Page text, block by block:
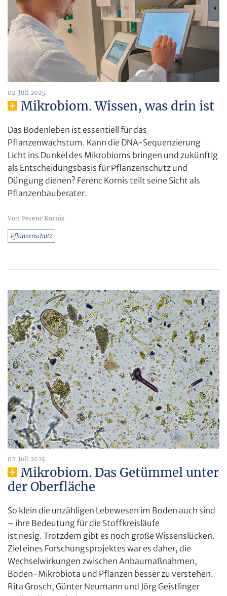
02. Juli 2025
Mikrobiom. Wissen, was drin ist
Das Bodenleben ist essentiell für das
Pflanzenwachstum. Kann die DNA-Sequenzierung
Licht ins Dunkel des Mikrobioms bringen und zukünftig
als Entscheidungsbasis für Pflanzenschutz und
Düngung dienen? Ferenc Kornis teilt seine Sicht als
Pflanzenbauberater.
Ferenc Kornis
Pflanzenschutz
02. Juli 2025
Mikrobiom. Das Getümmel unter
der Oberfläche
So klein die unzähligen Lebewesen im Boden auch sind
– ihre Bedeutung für die Stoffkreisläufe
ist riesig. Trotzdem gibt es noch große Wissenslücken.
Ziel eines Forschungsprojektes war es daher, die
Wechselwirkungen zwischen Anbaumaßnahmen,
Boden-Mikrobiota und Pflanzen besser zu verstehen.
Rita Grosch, Günter Neumann und Jörg Geistlinger